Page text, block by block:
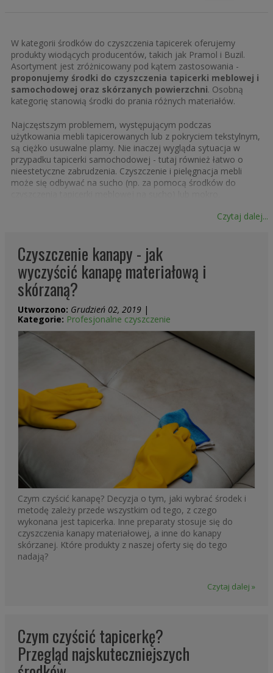
W kategorii środków do czyszczenia tapicerek oferujemy
produkty wiodących producentów, takich jak Pramol i Buzil.
Asortyment jest zróżnicowany pod kątem zastosowania -
proponujemy środki do czyszczenia tapicerki meblowej i
samochodowej oraz skórzanych powierzchni. Osobną
kategorię stanowią środki do prania różnych materiałów.
Najczęstszym problemem, występującym podczas
użytkowania mebli tapicerowanych lub z pokryciem tekstylnym,
są ciężko usuwalne plamy. Nie inaczej wygląda sytuacja w
przypadku tapicerki samochodowej - tutaj również łatwo o
nieestetyczne zabrudzenia. Czyszczenie i pielęgnacja mebli
może się odbywać na sucho (np. za pomocą środków do
W naszej ofercie - poza preparatami do czyszczenia -
preparatów przeznaczonych do usuwania różnego rodzaju
zabrudzeń,najpopularniejszy środek o najbardziej
wszechstronnym zastosowaniu, to sucha piana Tapi-
Foam w wygodnej formie spray’u
zabrudzoną powierzchnię, a następnie po około 3-5 minutach
przeciera tapicerkę miękką szczotką. Tamponujemy odsączając
resztki zabrudzeń, po czym pierzemy tapicerkę.
W przypadku zabrudzeń tapicerki gumą do żucia, smołą lub
innymi pozostałościami wnikającymi w tekstylia, idealne
preparaty do ich usunięcia to
Gumex.
Pierwszy z nich zamraża zabrudzenie, co pozwala na jego
wykruszenie, nie pozostawiając śladów na powierzchni
tapicerki. Z kolei drugi, dzięki wchodzącej w jego skład
kompozycji rozpuszczalników, rozpuszcza wszelkie
zabrudzenia. Ciekawym środkiem chemicznym jest również
, który idealnie i skutecznie usuwa ślady korozji
występujące na tkaninach tekstylnych.
Czytaj dalej...
Czyszczenie kanapy - jak
wyczyścić kanapę materiałową i
skórzaną?
Utworzono: Grudzień 02, 2019 |
Kategorie: Profesjonalne czyszczenie
Czym czyścić kanapę? Decyzja o tym, jaki wybrać środek i
metodę zależy przede wszystkim od tego, z czego
wykonana jest tapicerka. Inne preparaty stosuje się do
czyszczenia kanapy materiałowej, a inne do kanapy
skórzanej. Które produkty z naszej oferty się do tego
nadają?
Czytaj dalej »
Czym czyścić tapicerkę?
Przegląd najskuteczniejszych